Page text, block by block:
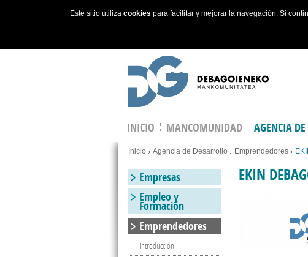
Este sitio utiliza cookies para facilitar y mejorar la navegación. Si
INICIO MANCOMUNIDAD AGENCIA DE
You are here
Inicio Agencia de Desarrollo Emprendedores
EKIN
Empresas
Empleo y
Formación
Emprendedores
Introducción